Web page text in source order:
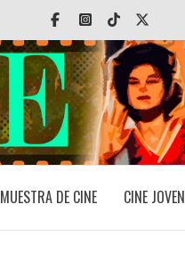
FacebookInstagram
Tiktok
MUESTRA DE CINE CINE JOVEN